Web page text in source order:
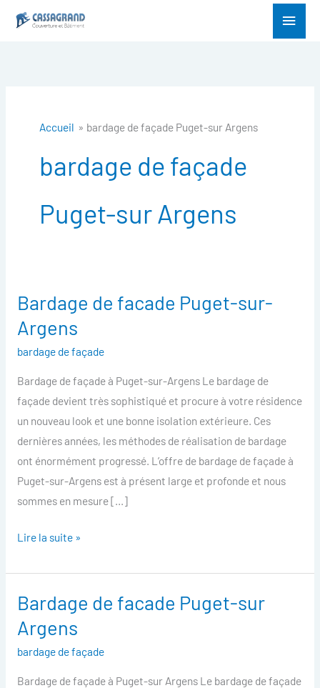
Menu
Accueil bardage de façade Puget-sur Argens
bardage de façade
Puget-sur Argens
Bardage de facade Puget-sur-
Argens
bardage de façade
Bardage de façade à Puget-sur-Argens Le bardage de
façade devient très sophistiqué et procure à votre résidence
un nouveau look et une bonne isolation extérieure. Ces
dernières années, les méthodes de réalisation de bardage
ont énormément progressé. L’offre de bardage de façade à
Puget-sur-Argens est à présent large et profonde et nous
sommes en mesure […]
Bardage
de
facade
Puget-
sur-
Argens
Lire la suite »
Bardage de facade Puget-sur
Argens
bardage de façade
Bardage de façade à Puget-sur Argens Le bardage de façade
Bardage
de
facade
Puget-
sur